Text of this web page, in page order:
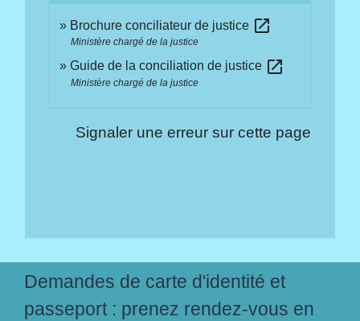
Brochure conciliateur de justice open_in_new
Ministère chargé de la justice
Guide de la conciliation de justice open_in_new
Ministère chargé de la justice
Signaler une erreur sur cette page
Demandes de carte d'identité et
passeport : prenez rendez-vous en